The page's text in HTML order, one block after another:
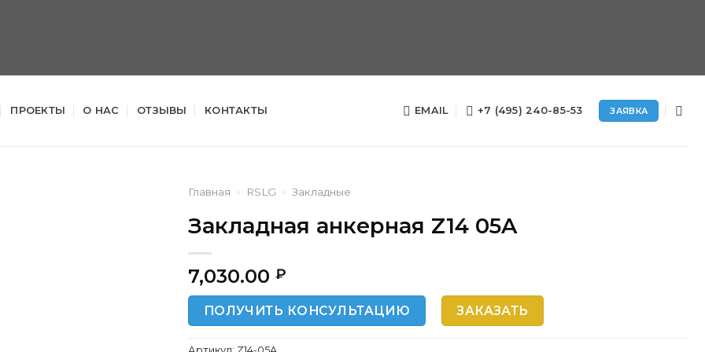
ПРОЕКТЫ О НАС ОТЗЫВЫ КОНТАКТЫ EMAIL +7 (495) 240-85-53 ЗАЯВКА
Главная » RSLG » Закладные
Закладная анкерная Z14 05A
7,030.00 ₽
ПОЛУЧИТЬ КОНСУЛЬТАЦИЮ ЗАКАЗАТЬ